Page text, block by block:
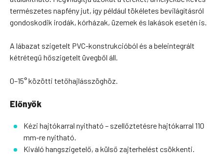
természetes napfény jut, így például tökéletes bevilágításról
gondoskodik irodák, kórházak, üzemek és lakások esetén is.
A lábazat szigetelt PVC-konstrukcióból és a beleintegrált
kétrétegű hőszigetelt üvegből áll.
0–15° közötti tetőhajlásszöghöz.
Előnyök
Kézi hajtókarral nyitható – szellőztetésre hajtókarral 110
mm-re nyitható.
Kiváló hangszigetelő, a külső zajterhelést csökkenti.